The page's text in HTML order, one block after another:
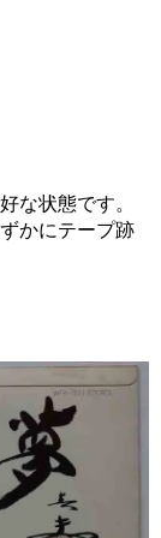
な状態です。
かにテープ跡